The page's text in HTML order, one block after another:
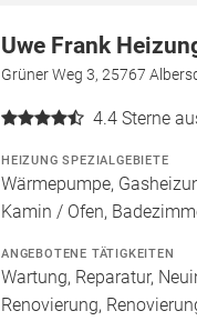
Uwe Frank
Grüner Weg 3, 25767
4.4 Sterne
HEIZUNG SPEZIALGEBIETE
Wärmepumpe,
Kamin / Ofen,
ANGEBOTENE TÄTIGKEITEN
Wartung, Reparatur,
Renovierung,